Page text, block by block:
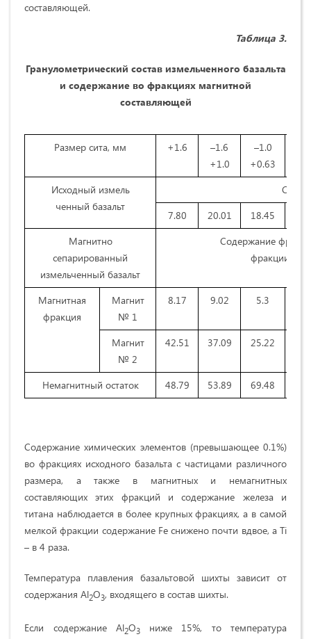
составляющей.
Таблица 3.
Гранулометрический состав измельченного базальта
и содержание во фракциях магнитной
составляющей
Размер сита, мм +1.6
–1.6
+1.0
–1.0
+0.63
Исходный измель
ченный базальт
7.80
20.01 18.45
Магнитно
сепарированный
измельченный базальт
Содержание
фракции
Магнитная
фракция
Магнит
№ 1
8.17 9.02 5.3
Магнит
№ 2
42.51 37.09 25.22
Немагнитный остаток 48.79 53.89 69.48
Содержание химических элементов (превышающее 0.1%)
во фракциях исходного базальта с частицами различного
размера, а также в магнитных и немагнитных
составляющих этих фракций и содержание железа и
титана наблюдается в более крупных фракциях, а в самой
мелкой фракции содержание Fe снижено почти вдвое, а Ti
– в 4 раза.
Температура плавления базальтовой шихты зависит от
содержания Al2O3, входящего в состав шихты.
Если содержание Al2O3 ниже 15%, то температура